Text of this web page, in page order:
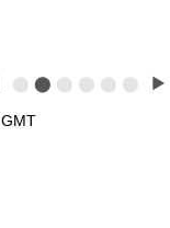
⬤ ⬤ ⬤ ⬤ ⬤ ⬤ ▶
GMT